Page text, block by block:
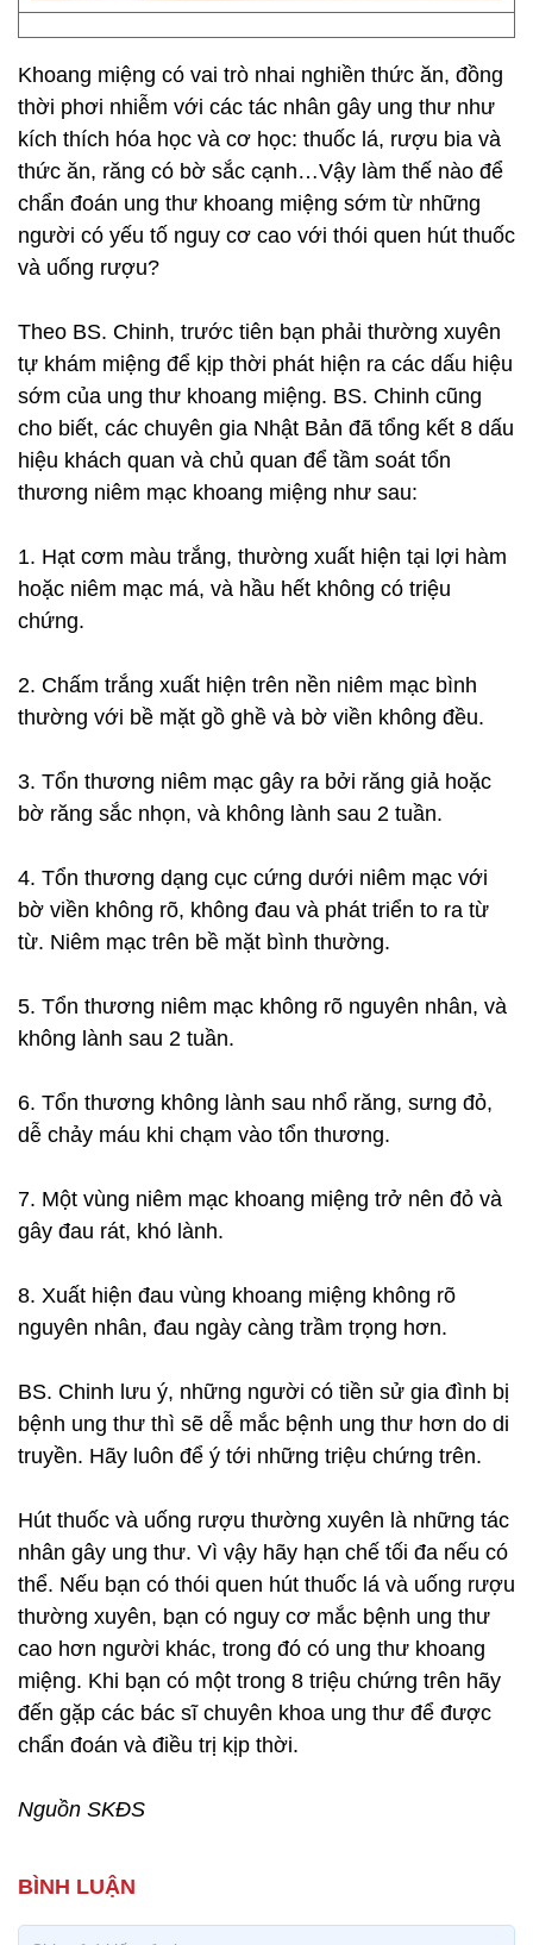
Khoang miệng có vai trò nhai nghiền thức ăn, đồng
thời phơi nhiễm với các tác nhân gây ung thư như
kích thích hóa học và cơ học: thuốc lá, rượu bia và
thức ăn, răng có bờ sắc cạnh…Vậy làm thế nào để
chẩn đoán ung thư khoang miệng sớm từ những
người có yếu tố nguy cơ cao với thói quen hút thuốc
và uống rượu?
Theo BS. Chinh, trước tiên bạn phải thường xuyên
tự khám miệng để kịp thời phát hiện ra các dấu hiệu
sớm của ung thư khoang miệng. BS. Chinh cũng
cho biết, các chuyên gia Nhật Bản đã tổng kết 8 dấu
hiệu khách quan và chủ quan để tầm soát tổn
thương niêm mạc khoang miệng như sau:
1. Hạt cơm màu trắng, thường xuất hiện tại lợi hàm
hoặc niêm mạc má, và hầu hết không có triệu
chứng.
2. Chấm trắng xuất hiện trên nền niêm mạc bình
thường với bề mặt gồ ghề và bờ viền không đều.
3. Tổn thương niêm mạc gây ra bởi răng giả hoặc
bờ răng sắc nhọn, và không lành sau 2 tuần.
4. Tổn thương dạng cục cứng dưới niêm mạc với
bờ viền không rõ, không đau và phát triển to ra từ
từ. Niêm mạc trên bề mặt bình thường.
5. Tổn thương niêm mạc không rõ nguyên nhân, và
không lành sau 2 tuần.
6. Tổn thương không lành sau nhổ răng, sưng đỏ,
dễ chảy máu khi chạm vào tổn thương.
7. Một vùng niêm mạc khoang miệng trở nên đỏ và
gây đau rát, khó lành.
8. Xuất hiện đau vùng khoang miệng không rõ
nguyên nhân, đau ngày càng trầm trọng hơn.
BS. Chinh lưu ý, những người có tiền sử gia đình bị
bệnh ung thư thì sẽ dễ mắc bệnh ung thư hơn do di
truyền. Hãy luôn để ý tới những triệu chứng trên.
Hút thuốc và uống rượu thường xuyên là những tác
nhân gây ung thư. Vì vậy hãy hạn chế tối đa nếu có
thể. Nếu bạn có thói quen hút thuốc lá và uống rượu
thường xuyên, bạn có nguy cơ mắc bệnh ung thư
cao hơn người khác, trong đó có ung thư khoang
miệng. Khi bạn có một trong 8 triệu chứng trên hãy
đến gặp các bác sĩ chuyên khoa ung thư để được
chẩn đoán và điều trị kịp thời.
Nguồn SKĐS